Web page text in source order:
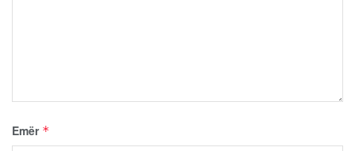
Emër *